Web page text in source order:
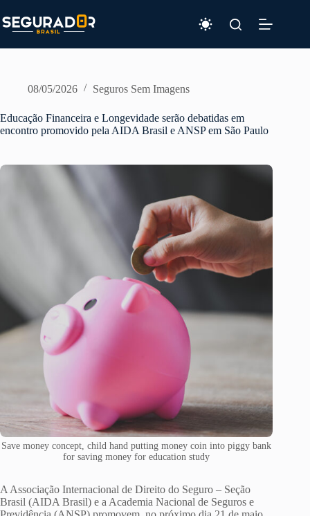
para
o
08/05/2026 Seguros Sem Imagens
Educação Financeira e Longevidade serão debatidas em
encontro promovido pela AIDA Brasil e ANSP em São Paulo
Save money concept, child hand putting money coin into piggy bank
for saving money for education study
A Associação Internacional de Direito do Seguro – Seção
Brasil (AIDA Brasil) e a Academia Nacional de Seguros e